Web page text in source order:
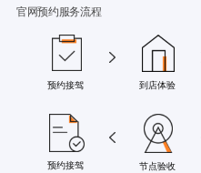
官网预约服务流程
预约接驾 到店体验
预约接驾 节点验收